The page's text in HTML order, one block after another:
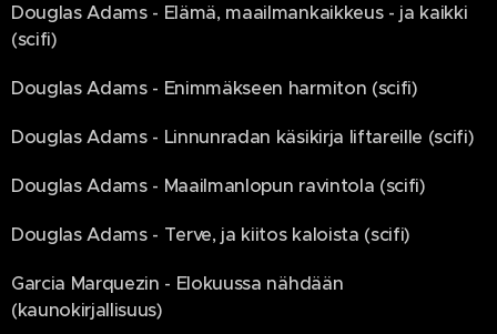
Douglas Adams - Elämä, maailmankaikkeus - ja kaikki
(scifi)
Douglas Adams - Enimmäkseen harmiton (scifi)
Douglas Adams - Linnunradan käsikirja liftareille (scifi)
Douglas Adams - Maailmanlopun ravintola (scifi)
Douglas Adams - Terve, ja kiitos kaloista (scifi)
Garcia Marquezin - Elokuussa nähdään
(kaunokirjallisuus)